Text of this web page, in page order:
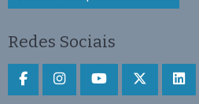
Redes Sociais